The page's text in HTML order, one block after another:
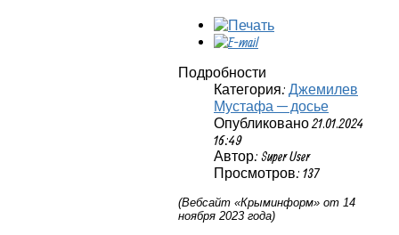
Подробности
Категория: Джемилев
Мустафа — досье
Опубликовано 21.01.2024
16:49
Автор: Super User
Просмотров: 137
(Вебсайт «Крыминформ» от 14
ноября 2023 года)